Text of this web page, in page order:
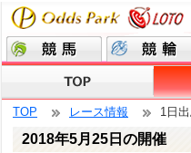
TOP レース情報 1日
2018年5月25日の開催